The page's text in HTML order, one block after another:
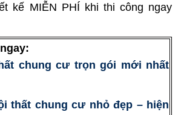
kế MIỄN PHÍ khi thi công ngay
chung cư trọn gói mới nhất
thất chung cư nhỏ đẹp – hiện